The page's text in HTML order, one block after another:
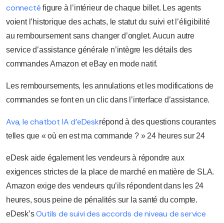
connecté figure à l’intérieur de chaque billet. Les agents
voient l’historique des achats, le statut du suivi et l’éligibilité
au remboursement sans changer d’onglet. Aucun autre
service d’assistance générale n’intègre les détails des
commandes Amazon et eBay en mode natif.
Les remboursements, les annulations et les modifications de
commandes se font en un clic dans l’interface d’assistance.
Ava, le chatbot IA d’eDeskrépond à des questions courantes
telles que « où en est ma commande ? » 24 heures sur 24
eDesk aide également les vendeurs à répondre aux
exigences strictes de la place de marché en matière de SLA.
Amazon exige des vendeurs qu’ils répondent dans les 24
heures, sous peine de pénalités sur la santé du compte.
eDesk’s Outils de suivi des accords de niveau de service